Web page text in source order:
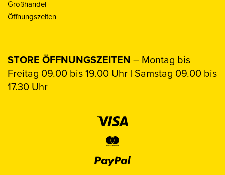
Großhandel
Öffnungszeiten
STORE ÖFFNUNGSZEITEN – Montag bis
Freitag 09.00 bis 19.00 Uhr | Samstag 09.00 bis
17.30 Uhr